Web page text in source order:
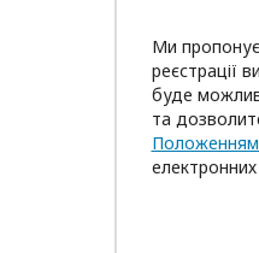
Ми
реєстрації
буде
та
Положенням